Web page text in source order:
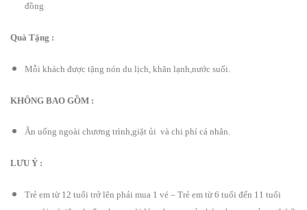
đồng
Quà Tặng :
Mỗi khách được tặng nón du lịch, khăn lạnh,nước suối.
KHÔNG BAO GỒM :
Ăn uống ngoài chương trình,giặt ủi và chi phí cá nhân.
LƯU Ý :
Trẻ em từ 12 tuổi trở lên phải mua 1 vé – Trẻ em từ 6 tuổi đến 11 tuổi